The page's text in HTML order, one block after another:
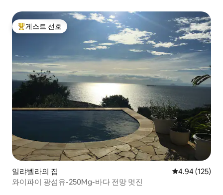
상위 게스트 선호
게스트 선호
일랴벨라의 집 평점 4.94점(5
4.94 (125)
와이파이 광섬유-250Mg-바다 전망 멋진